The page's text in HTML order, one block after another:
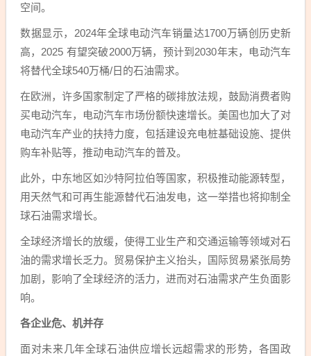
空间。
数据显示，2024年全球电动汽车销量达1700万辆创历史新
高，2025 有望突破2000万辆，预计到2030年末，电动汽车
将替代全球540万桶/日的石油需求。
在欧洲，许多国家制定了严格的碳排放法规，鼓励消费者购
买电动汽车，电动汽车市场份额快速增长。美国也加大了对
电动汽车产业的扶持力度，包括建设充电桩基础设施、提供
购车补贴等，推动电动汽车的普及。
此外，中东地区如沙特阿拉伯等国家，积极推动能源转型，
用天然气和可再生能源替代石油发电，这一举措也将抑制全
球石油需求增长。
全球经济增长的放缓，使得工业生产和交通运输等领域对石
油的需求增长乏力。贸易保护主义抬头，国际贸易紧张局势
加剧，影响了全球经济的活力，进而对石油需求产生负面影
响。
各企业危、机并存
面对未来几年全球石油供应增长远超需求的形势，各国政